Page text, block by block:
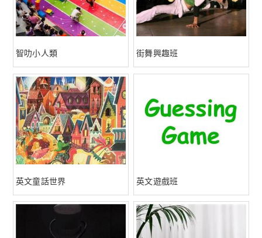
智叻小人類 街舞興趣班
英文童話世界 英文遊戲班